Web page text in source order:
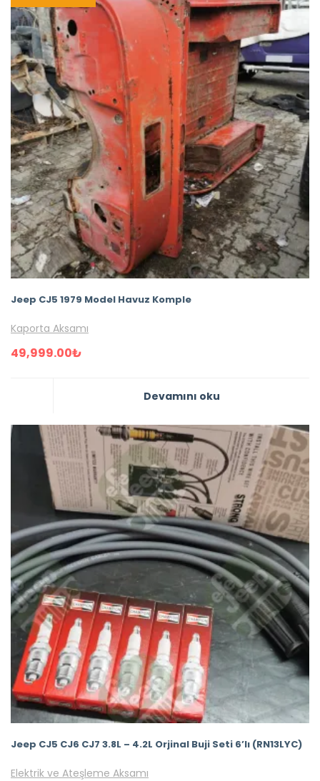
Jeep CJ5 1979 Model Havuz Komple
Kaporta Aksamı
49,999.00₺
Devamını oku
Jeep CJ5 CJ6 CJ7 3.8L – 4.2L Orjinal Buji Seti 6’lı (RN13LYC)
Elektrik ve Ateşleme Aksamı